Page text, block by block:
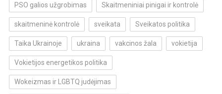
PSO galios užgrobimas Skaitmeniniai pinigai ir kontrolė
skaitmeninė kontrolė sveikata Sveikatos politika
Taika Ukrainoje ukraina vakcinos žala vokietija
Vokietijos energetikos politika
Wokeizmas ir LGBTQ judėjimas